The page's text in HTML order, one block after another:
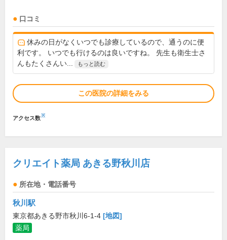
口コミ
休みの日がなくいつでも診療しているので、通うのに便
利です。 いつでも行けるのは良いですね。 先生も衛生士さ
んもたくさんい...
もっと読む
この医院の詳細をみる
アクセス数※
クリエイト薬局 あきる野秋川店
所在地・電話番号
秋川駅
東京都あきる野市秋川6-1-4 [地図]
薬局